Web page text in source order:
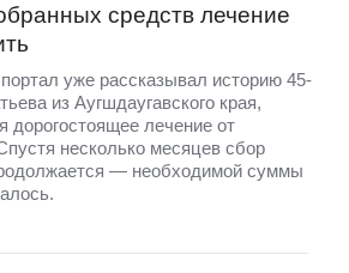
средств лечение
уже рассказывал историю 45-
из Аугшдаугавского края,
дорогостоящее лечение от
несколько месяцев сбор
— необходимой суммы